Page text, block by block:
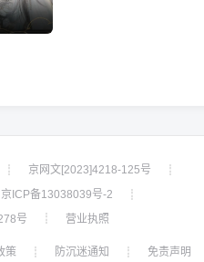
┊ 京网文[2023]4218-125号
┊
京ICP备13038039号-2
┊
号
┊ 营业执照
策 ┊ 防沉迷通知 ┊
免责声明